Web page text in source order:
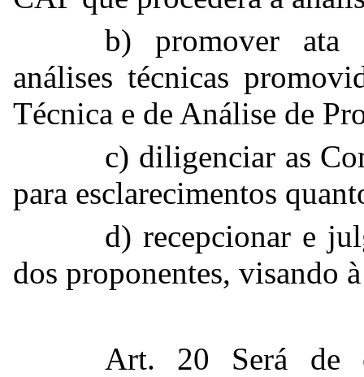
b) promover ata
análises técnicas
Técnica e de Análise de
c) diligenciar as
para esclarecimentos
d) recepcionar e
dos proponentes, visando
Art. 20 Será de